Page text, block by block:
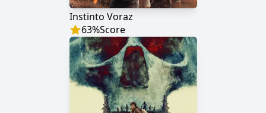
Instinto Voraz
63%Score